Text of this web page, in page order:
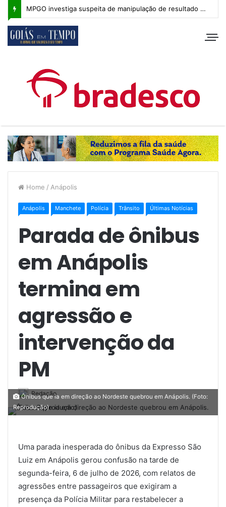
MPGO investiga suspeita de manipulação de resultado na Copa Goiás Sub-20
Home / Anápolis
Anápolis Manchete Polícia Trânsito Últimas Notícias
Parada de ônibus
em Anápolis
termina em
agressão e
intervenção da
PM
Redação
Ônibus que ia em direção ao Nordeste quebrou em Anápolis. (Foto:
Reprodução)
Uma parada inesperada do ônibus da Expresso São
Luiz em Anápolis gerou confusão na tarde de
segunda-feira, 6 de julho de 2026, com relatos de
agressões entre passageiros que exigiram a
presença da Polícia Militar para restabelecer a